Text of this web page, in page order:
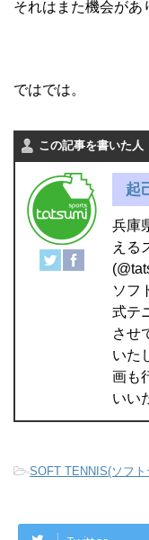
それはまた機会があ
ではでは。
この記事を書いた人
起
兵庫
える
ソフ
式テ
させ
いた
画も
いい
-SOFT TENNIS(ソフト